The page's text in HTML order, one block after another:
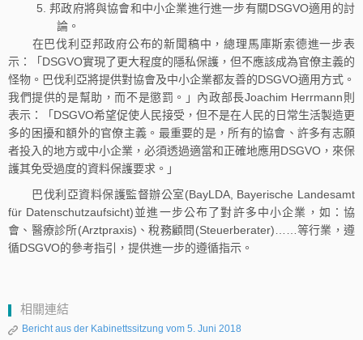
邦政府將與協會和中小企業進行進一步有關DSGVO適用的討
論。
在巴伐利亞邦政府公布的新聞稿中，總理馬庫斯索德進一步表
示：「DSGVO實現了更大程度的隱私保護，但不應該成為官僚主義的
怪物。巴伐利亞將提供對協會及中小企業都友善的DSGVO適用方式。
我們提供的是幫助，而不是懲罰。」內政部長Joachim Herrmann則
表示：「DSGVO希望促使人民接受，但不是在人民的日常生活製造更
多的困擾和額外的官僚主義。最重要的是，所有的協會、許多有志願
者投入的地方或中小企業，必須透過適當和正確地應用DSGVO，來保
護其免受過度的資料保護要求。」
巴伐利亞資料保護監督辦公室(BayLDA, Bayerische Landesamt
für Datenschutzaufsicht)並進一步公布了對許多中小企業，如：協
會、醫療診所(Arztpraxis)、稅務顧問(Steuerberater)……等行業，遵
循DSGVO的參考指引，提供進一步的遵循指示。
相關連結
Bericht aus der Kabinettssitzung vom 5. Juni 2018